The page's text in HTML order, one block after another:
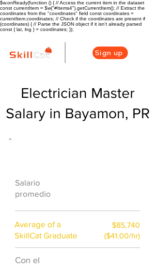
$w.onReady(function () { // Access the current item in the dataset
const currentItem = $w("#Items4").getCurrentItem(); // Extract the
coordinates from the "coordinates" field const coordinates =
currentItem.coordinates; // Check if the coordinates are present if
(coordinates) { // Parse the JSON object if it isn't already parsed
const { lat, lng } = coordinates; });
Sign up
Electrician Master
Salary in Bayamon, PR
Salario
promedio
Average of a
SkillCat Graduate
$85,740
($41.00/hr)
Con el